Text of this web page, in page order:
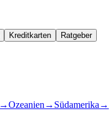
Kreditkarten Ratgeber
→Ozeanien → Südamerika →